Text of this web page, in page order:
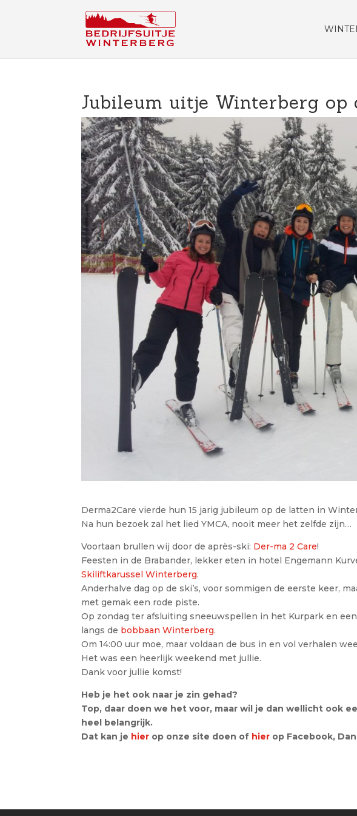
Jubileum uitje Winterberg op
Derma2Care vierde hun 15 jarig jubileum op de latten in
Na hun bezoek zal het lied YMCA, nooit meer het zelfde zijn…
Voortaan brullen wij door de après-ski: Der-ma 2 Care!
Feesten in de Brabander, lekker eten in hotel Engemann
Skiliftkarussel Winterberg.
Anderhalve dag op de ski’s, voor sommigen de eerste keer,
met gemak een rode piste.
Op zondag ter afsluiting sneeuwspellen in het Kurpark en
langs de bobbaan Winterberg.
Om 14:00 uur moe, maar voldaan de bus in en vol verhalen
Het was een heerlijk weekend met jullie.
Dank voor jullie komst!
Heb je het ook naar je zin gehad?
Top, daar doen we het voor, maar wil je dan wellicht ook
heel belangrijk.
Dat kan je hier op onze site doen of hier op Facebook,